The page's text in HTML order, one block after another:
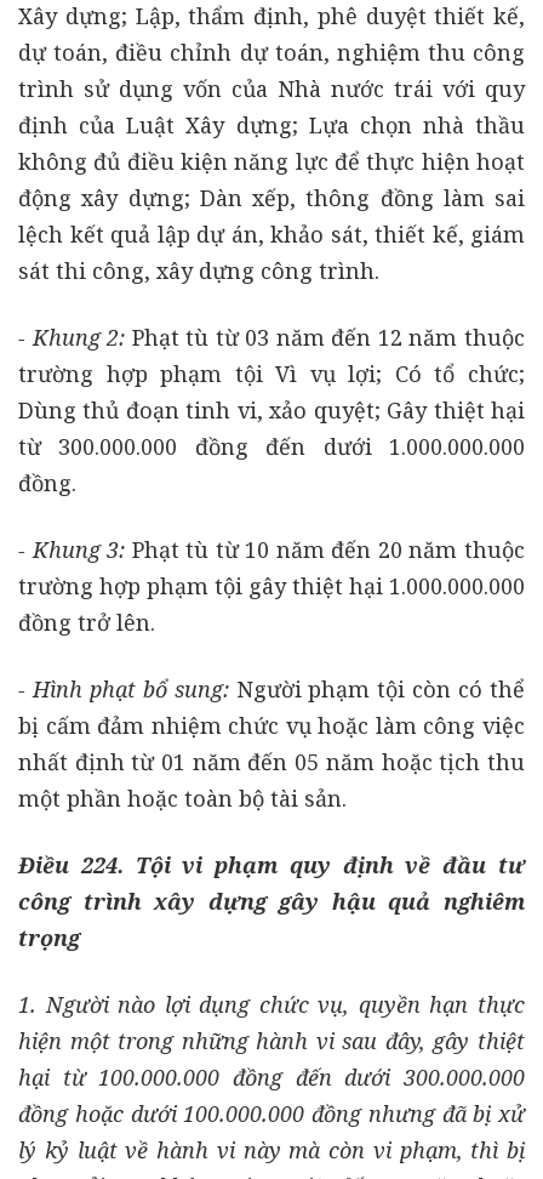
Xây dựng; Lập, thẩm định, phê duyệt thiết kế,
dự toán, điều chỉnh dự toán, nghiệm thu công
trình sử dụng vốn của Nhà nước trái với quy
định của Luật Xây dựng; Lựa chọn nhà thầu
không đủ điều kiện năng lực để thực hiện hoạt
động xây dựng; Dàn xếp, thông đồng làm sai
lệch kết quả lập dự án, khảo sát, thiết kế, giám
sát thi công, xây dựng công trình.
- Khung 2: Phạt tù từ 03 năm đến 12 năm thuộc
trường hợp phạm tội Vì vụ lợi; Có tổ chức;
Dùng thủ đoạn tinh vi, xảo quyệt; Gây thiệt hại
từ 300.000.000 đồng đến dưới 1.000.000.000
đồng.
- Khung 3: Phạt tù từ 10 năm đến 20 năm thuộc
trường hợp phạm tội gây thiệt hại 1.000.000.000
đồng trở lên.
- Hình phạt bổ sung: Người phạm tội còn có thể
bị cấm đảm nhiệm chức vụ hoặc làm công việc
nhất định từ 01 năm đến 05 năm hoặc tịch thu
một phần hoặc toàn bộ tài sản.
Điều 224. Tội vi phạm quy định về đầu tư
công trình xây dựng gây hậu quả nghiêm
trọng
1. Người nào lợi dụng chức vụ, quyền hạn thực
hiện một trong những hành vi sau đây, gây thiệt
hại từ 100.000.000 đồng đến dưới 300.000.000
đồng hoặc dưới 100.000.000 đồng nhưng đã bị xử
lý kỷ luật về hành vi này mà còn vi phạm, thì bị